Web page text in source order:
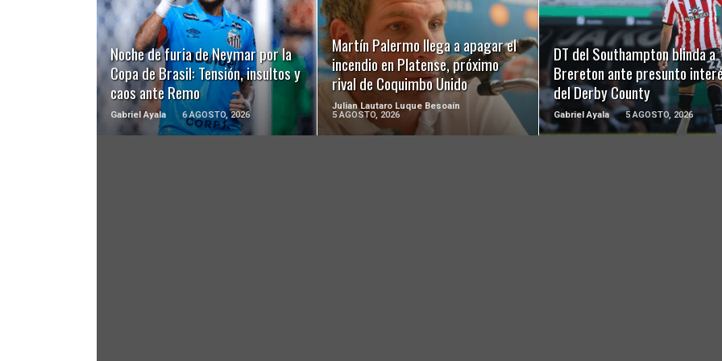
Noche de furia de Neymar por la
Copa de Brasil: Tensión, insultos y
caos ante Remo
Gabriel Ayala 6 AGOSTO, 2026
LEER MÁS
Martín Palermo llega a apagar el
incendio en Platense, próximo
rival de Coquimbo Unido
Julian Lautaro Luque Besoaín
5 AGOSTO, 2026
LEER MÁS
DT del Southampton blinda a
Brereton ante presunto
del Derby County
Gabriel Ayala 5 AGOSTO, 2026
LEER MÁS